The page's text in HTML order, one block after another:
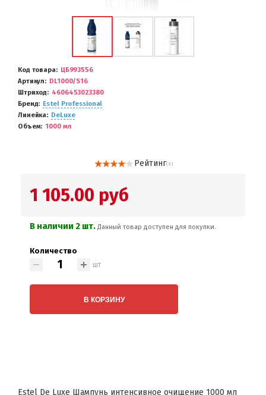
Код товара
ЦБ993556
Артикул
DL1000/S16
Штриход
4606453023380
Бренд
Estel Professional
Линейка
DeLuxe
Объем
1000 мл
Рейтинг( 3 )
1 105.00 руб
В наличии 2 шт. Данный товар доступен для покупки.
Количество
шт
В КОРЗИНУ
Estel De Luxe Шампунь интенсивное очищение 1000 мл